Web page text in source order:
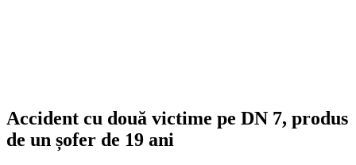
Accident cu două victime pe DN 7, produs
de un șofer de 19 ani